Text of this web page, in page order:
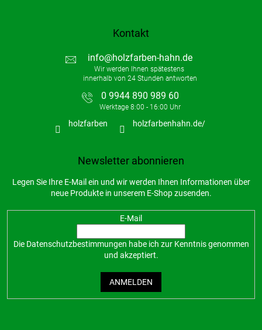
Kontakt
info@holzfarben-hahn.de
0 9944 890 989 60
holzfarben holzfarbenhahn.de/
Newsletter abonnieren
Legen Sie Ihre E-Mail ein und wir werden Ihnen Informationen über
neue Produkte in unserem E-Shop zusenden.
E-Mail
Die Datenschutzbestimmungen habe ich zur Kenntnis genommen
und akzeptiert.
ANMELDEN